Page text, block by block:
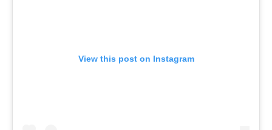
View this post on Instagram